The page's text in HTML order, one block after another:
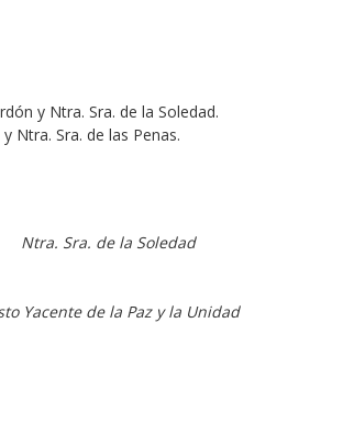
y Ntra. Sra. de la Soledad.
Ntra. Sra. de las Penas.
Ntra. Sra. de la Soledad
Yacente de la Paz y la Unidad